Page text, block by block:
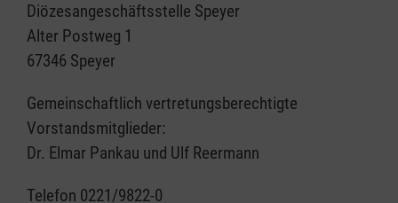
Diözesangeschäftsstelle Speyer
Alter Postweg 1
67346 Speyer
Gemeinschaftlich vertretungsberechtigte
Vorstandsmitglieder:
Dr. Elmar Pankau und Ulf Reermann
Telefon 0221/9822-0